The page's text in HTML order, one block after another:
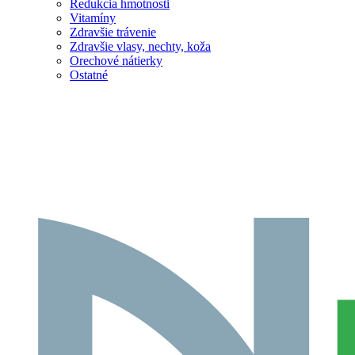
Redukcia hmotnosti
Vitamíny
Zdravšie trávenie
Zdravšie vlasy, nechty, koža
Orechové nátierky
Ostatné